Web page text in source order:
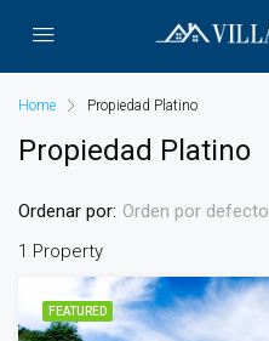
Home Propiedad Platino
Propiedad Platino
1 Property
Ordenar por: Orden por defecto
FEATURED